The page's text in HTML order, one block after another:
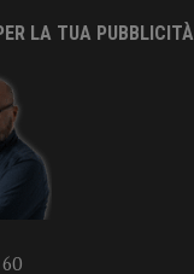
LA TUA PUBBLICITÀ